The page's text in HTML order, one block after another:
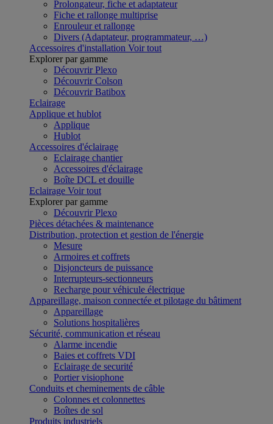
Prolongateur, fiche et adaptateur
Fiche et rallonge multiprise
Enrouleur et rallonge
Divers (Adaptateur, programmateur, …)
Accessoires d'installation Voir tout
Explorer par gamme
Découvrir Plexo
Découvrir Colson
Découvrir Batibox
Eclairage
Applique et hublot
Applique
Hublot
Accessoires d'éclairage
Eclairage chantier
Accessoires d'éclairage
Boîte DCL et douille
Eclairage Voir tout
Explorer par gamme
Découvrir Plexo
Pièces détachées & maintenance
Distribution, protection et gestion de l'énergie
Mesure
Armoires et coffrets
Disjoncteurs de puissance
Interrupteurs-sectionneurs
Recharge pour véhicule électrique
Appareillage, maison connectée et pilotage du bâtiment
Appareillage
Solutions hospitalières
Sécurité, communication et réseau
Alarme incendie
Baies et coffrets VDI
Eclairage de securité
Portier visiophone
Conduits et cheminements de câble
Colonnes et colonnettes
Boîtes de sol
Produits industriels